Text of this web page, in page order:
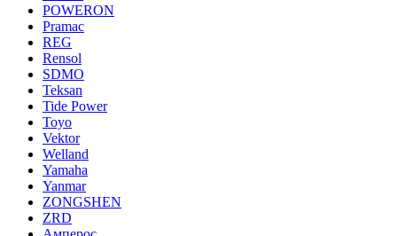
POWERON
Pramac
REG
Rensol
SDMO
Teksan
Tide Power
Toyo
Vektor
Welland
Yamaha
Yanmar
ZONGSHEN
ZRD